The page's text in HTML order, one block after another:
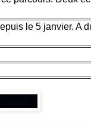
le 5 janvier. A